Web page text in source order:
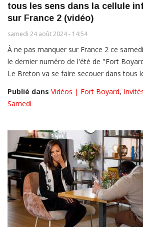
tous les sens dans la cellule
sur France 2 (vidéo)
samedi 24 août 2024 - 14:54
À ne pas manquer sur France 2 ce
le dernier numéro de l'été de "Fort
Le Breton va se faire secouer dans tous
Publié dans Vidéos | Fort Boyard,
Samedi